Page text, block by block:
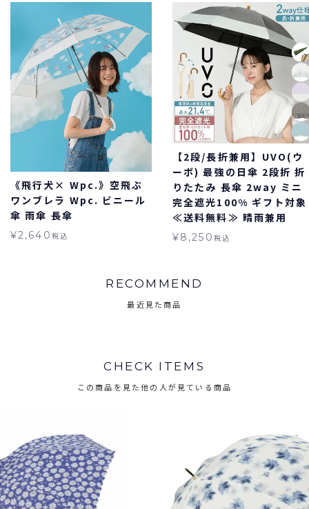
《飛行犬× Wpc.》空飛ぶ
ワンブレラ Wpc. ビニール
傘 雨傘 長傘
¥2,640 税込
【2段/長折兼用】UVO(ウ
ーボ) 最強の日傘 2段折 折
りたたみ 長傘 2way ミニ
完全遮光100% ギフト対象
≪送料無料≫ 晴雨兼用
¥8,250 税込
RECOMMEND
最近見た商品
CHECK ITEMS
この商品を見た他の人が見ている商品